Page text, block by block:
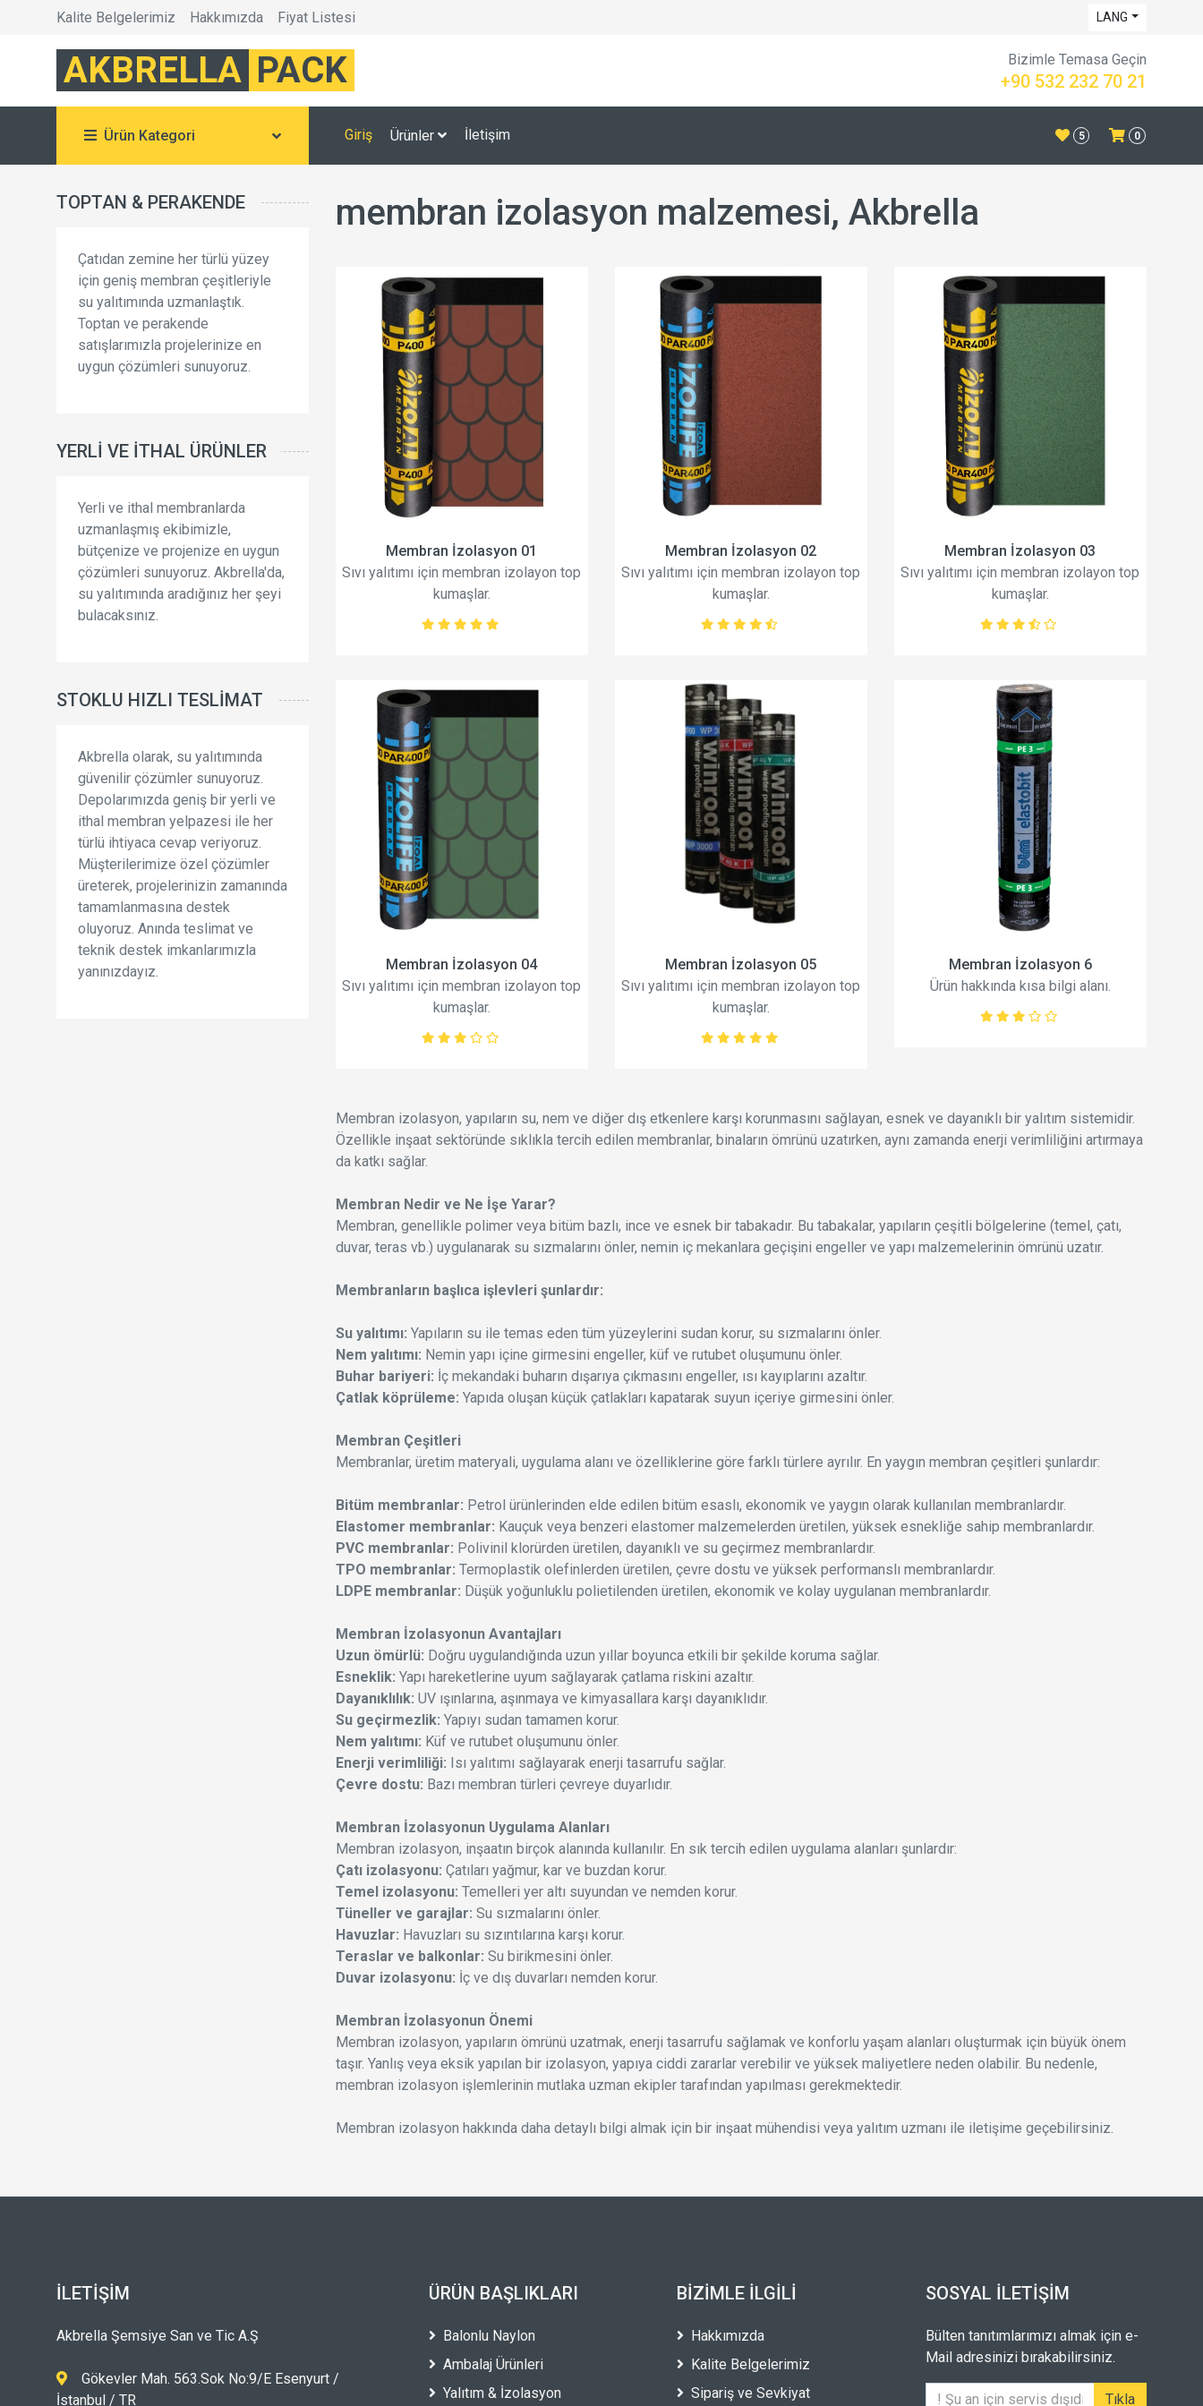
Kalite Belgelerimiz Hakkımızda Fiyat Listesi LANG
AKBRELLA PACK Bizimle Temasa Geçin
+90 532 232 70 21
Ürün Kategori Giriş Ürünler İletişim 5 0
TOPTAN & PERAKENDE
Çatıdan zemine her türlü yüzey
için geniş membran çeşitleriyle
su yalıtımında uzmanlaştık.
Toptan ve perakende
satışlarımızla projelerinize en
uygun çözümleri sunuyoruz.
YERLI VE İTHAL ÜRÜNLER
Yerli ve ithal membranlarda
uzmanlaşmış ekibimizle,
bütçenize ve projenize en uygun
çözümleri sunuyoruz. Akbrella'da,
su yalıtımında aradığınız her şeyi
bulacaksınız.
STOKLU HIZLI TESLIMAT
Akbrella olarak, su yalıtımında
güvenilir çözümler sunuyoruz.
Depolarımızda geniş bir yerli ve
ithal membran yelpazesi ile her
türlü ihtiyaca cevap veriyoruz.
Müşterilerimize özel çözümler
üreterek, projelerinizin zamanında
tamamlanmasına destek
oluyoruz. Anında teslimat ve
teknik destek imkanlarımızla
yanınızdayız.
membran izolasyon malzemesi, Akbrella
Membran İzolasyon 01
Sıvı yalıtımı için membran izolayon top
kumaşlar.
Membran İzolasyon 02
Sıvı yalıtımı için membran izolayon top
kumaşlar.
Membran İzolasyon 03
Sıvı yalıtımı için membran izolayon top
kumaşlar.
Membran İzolasyon 04
Sıvı yalıtımı için membran izolayon top
kumaşlar.
Membran İzolasyon 05
Sıvı yalıtımı için membran izolayon top
kumaşlar.
Membran İzolasyon 6
Ürün hakkında kısa bilgi alanı.
Membran izolasyon, yapıların su, nem ve diğer dış etkenlere karşı korunmasını sağlayan, esnek ve dayanıklı bir yalıtım sistemidir.
Özellikle inşaat sektöründe sıklıkla tercih edilen membranlar, binaların ömrünü uzatırken, aynı zamanda enerji verimliliğini artırmaya
da katkı sağlar.
Membran Nedir ve Ne İşe Yarar?
Membran, genellikle polimer veya bitüm bazlı, ince ve esnek bir tabakadır. Bu tabakalar, yapıların çeşitli bölgelerine (temel, çatı,
duvar, teras vb.) uygulanarak su sızmalarını önler, nemin iç mekanlara geçişini engeller ve yapı malzemelerinin ömrünü uzatır.
Membranların başlıca işlevleri şunlardır:
Su yalıtımı: Yapıların su ile temas eden tüm yüzeylerini sudan korur, su sızmalarını önler.
Nem yalıtımı: Nemin yapı içine girmesini engeller, küf ve rutubet oluşumunu önler.
Buhar bariyeri: İç mekandaki buharın dışarıya çıkmasını engeller, ısı kayıplarını azaltır.
Çatlak köprüleme: Yapıda oluşan küçük çatlakları kapatarak suyun içeriye girmesini önler.
Membran Çeşitleri
Membranlar, üretim materyali, uygulama alanı ve özelliklerine göre farklı türlere ayrılır. En yaygın membran çeşitleri şunlardır:
Bitüm membranlar: Petrol ürünlerinden elde edilen bitüm esaslı, ekonomik ve yaygın olarak kullanılan membranlardır.
Elastomer membranlar: Kauçuk veya benzeri elastomer malzemelerden üretilen, yüksek esnekliğe sahip membranlardır.
PVC membranlar: Polivinil klorürden üretilen, dayanıklı ve su geçirmez membranlardır.
TPO membranlar: Termoplastik olefinlerden üretilen, çevre dostu ve yüksek performanslı membranlardır.
LDPE membranlar: Düşük yoğunluklu polietilenden üretilen, ekonomik ve kolay uygulanan membranlardır.
Membran İzolasyonun Avantajları
Uzun ömürlü: Doğru uygulandığında uzun yıllar boyunca etkili bir şekilde koruma sağlar.
Esneklik: Yapı hareketlerine uyum sağlayarak çatlama riskini azaltır.
Dayanıklılık: UV ışınlarına, aşınmaya ve kimyasallara karşı dayanıklıdır.
Su geçirmezlik: Yapıyı sudan tamamen korur.
Nem yalıtımı: Küf ve rutubet oluşumunu önler.
Enerji verimliliği: Isı yalıtımı sağlayarak enerji tasarrufu sağlar.
Çevre dostu: Bazı membran türleri çevreye duyarlıdır.
Membran İzolasyonun Uygulama Alanları
Membran izolasyon, inşaatın birçok alanında kullanılır. En sık tercih edilen uygulama alanları şunlardır:
Çatı izolasyonu: Çatıları yağmur, kar ve buzdan korur.
Temel izolasyonu: Temelleri yer altı suyundan ve nemden korur.
Tüneller ve garajlar: Su sızmalarını önler.
Havuzlar: Havuzları su sızıntılarına karşı korur.
Teraslar ve balkonlar: Su birikmesini önler.
Duvar izolasyonu: İç ve dış duvarları nemden korur.
Membran İzolasyonun Önemi
Membran izolasyon, yapıların ömrünü uzatmak, enerji tasarrufu sağlamak ve konforlu yaşam alanları oluşturmak için büyük önem
taşır. Yanlış veya eksik yapılan bir izolasyon, yapıya ciddi zararlar verebilir ve yüksek maliyetlere neden olabilir. Bu nedenle,
membran izolasyon işlemlerinin mutlaka uzman ekipler tarafından yapılması gerekmektedir.
Membran izolasyon hakkında daha detaylı bilgi almak için bir inşaat mühendisi veya yalıtım uzmanı ile iletişime geçebilirsiniz.
İLETIŞIM
Akbrella Şemsiye San ve Tic A.Ş
Gökevler Mah. 563.Sok No:9/E Esenyurt /
İstanbul / TR
ÜRÜN BAŞLIKLARI
Balonlu Naylon
Ambalaj Ürünleri
Yalıtım & İzolasyon
BIZIMLE İLGILI
Hakkımızda
Kalite Belgelerimiz
Sipariş ve Sevkiyat
SOSYAL İLETIŞIM
Bülten tanıtımlarımızı almak için e-
Mail adresinizi bırakabilirsiniz.
Tıkla